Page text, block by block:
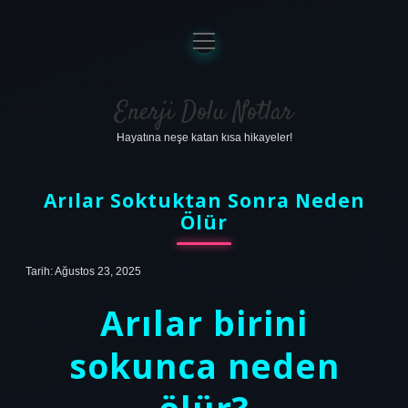
Anasayfa
Gizlilik Politikası
Yasal Uyarı
menüyü
aç
Enerji Dolu Notlar
Hayatına neşe katan kısa hikayeler!
Arılar Soktuktan Sonra Neden
Ölür
Tarih: Ağustos 23, 2025
Arılar birini
sokunca neden